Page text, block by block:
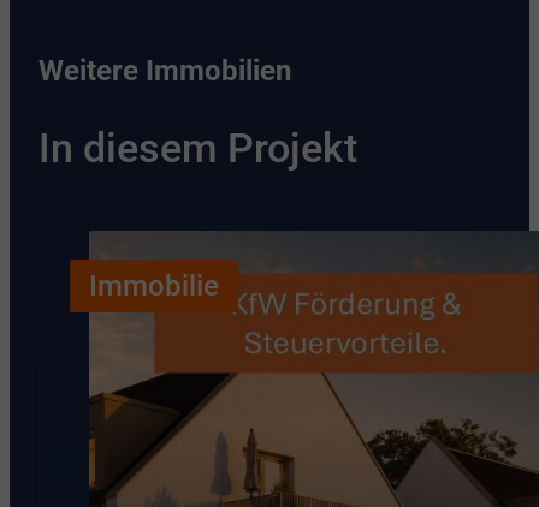
Weitere Immobilien
In diesem Projekt
Immobilie